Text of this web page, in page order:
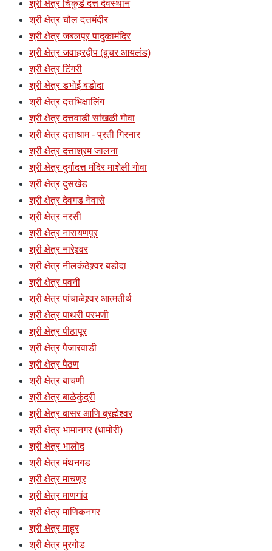
श्री क्षेत्र चिकुर्डे दत्त देवस्थान
श्री क्षेत्र चौल दत्तमंदीर
श्री क्षेत्र जबलपूर पादुकामंदिर
श्री क्षेत्र जवाहरद्वीप (बुचर आयलंड)
श्री क्षेत्र टिंगरी
श्री क्षेत्र डभोई बडोदा
श्री क्षेत्र दत्तभिक्षालिंग
श्री क्षेत्र दत्तवाडी सांखळी गोवा
श्री क्षेत्र दत्ताधाम - प्रती गिरनार
श्री क्षेत्र दत्ताश्रम जालना
श्री क्षेत्र दुर्गादत्त मंदिर माशेली गोवा
श्री क्षेत्र दुसखेड
श्री क्षेत्र देवगड नेवासे
श्री क्षेत्र नरसी
श्री क्षेत्र नारायणपूर
श्री क्षेत्र नारेश्र्वर
श्री क्षेत्र नीलकंठेश्र्वर बडोदा
श्री क्षेत्र पवनी
श्री क्षेत्र पांचाळेश्र्वर आत्मतीर्थ
श्री क्षेत्र पाथरी परभणी
श्री क्षेत्र पीठापूर
श्री क्षेत्र पैजारवाडी
श्री क्षेत्र पैठण
श्री क्षेत्र बाचणी
श्री क्षेत्र बाळेकुंद्री
श्री क्षेत्र बासर आणि ब्रह्मेश्वर
श्री क्षेत्र भामानगर (धामोरी)
श्री क्षेत्र भालोद
श्री क्षेत्र मंथनगड
श्री क्षेत्र माचणूर
श्री क्षेत्र माणगांव
श्री क्षेत्र माणिकनगर
श्री क्षेत्र माहूर
श्री क्षेत्र मुरगोड